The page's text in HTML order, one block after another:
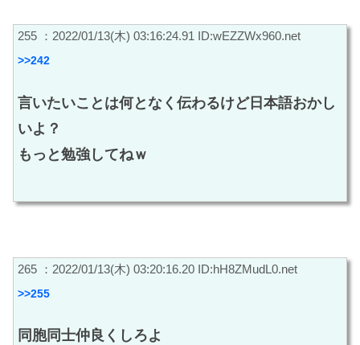
255 ：2022/01/13(木) 03:16:24.91 ID:wEZZWx960.net
>>242
言いたいことは何となく伝わるけど日本語おかし
いよ？
もっと勉強してねｗ
265 ：2022/01/13(木) 03:20:16.20 ID:hH8ZMudL0.net
>>255
同胞同士仲良くしろよ